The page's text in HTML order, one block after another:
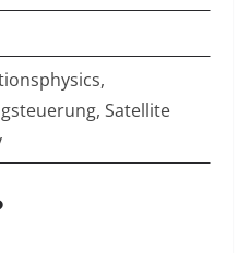
Satellite